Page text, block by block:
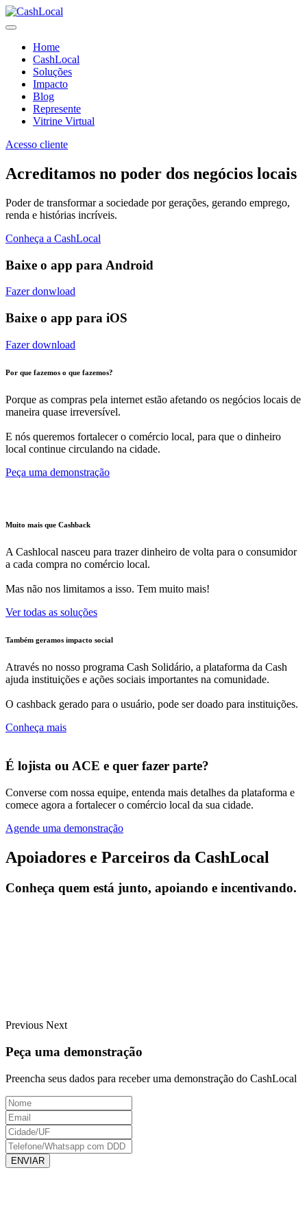
Home
CashLocal
Soluções
Impacto
Blog
Represente
Vitrine Virtual
Acesso cliente
Acreditamos no poder dos negócios locais
Poder de transformar a sociedade por gerações, gerando emprego,
renda e histórias incríveis.
Conheça a CashLocal
Baixe o app para Android
Fazer donwload
Baixe o app para iOS
Fazer download
Por que fazemos o que fazemos?
Porque as compras pela internet estão afetando os negócios locais de
maneira quase irreversível.
E nós queremos fortalecer o comércio local, para que o dinheiro
local continue circulando na cidade.
Peça uma demonstração
Muito mais que Cashback
A Cashlocal nasceu para trazer dinheiro de volta para o consumidor
a cada compra no comércio local.
Mas não nos limitamos a isso. Tem muito mais!
Ver todas as soluções
Também geramos impacto social
Através no nosso programa Cash Solidário, a plataforma da Cash
ajuda instituições e ações sociais importantes na comunidade.
O cashback gerado para o usuário, pode ser doado para instituições.
Conheça mais
É lojista ou ACE e quer fazer parte?
Converse com nossa equipe, entenda mais detalhes da plataforma e
comece agora a fortalecer o comércio local da sua cidade.
Agende uma demonstração
Apoiadores e Parceiros da CashLocal
Conheça quem está junto, apoiando e incentivando.
Previous Next
Peça uma demonstração
Preencha seus dados para receber uma demonstração do CashLocal
ENVIAR